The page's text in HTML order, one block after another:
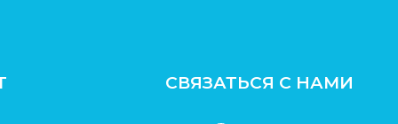
СВЯЗАТЬСЯ С НАМИ